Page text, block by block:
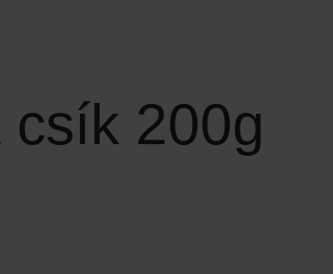
csík 200g